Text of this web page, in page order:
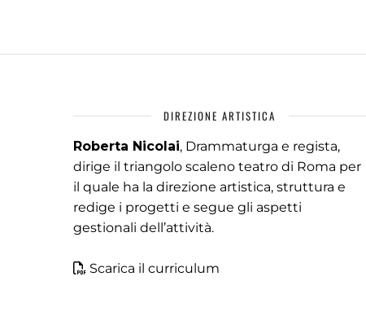
DIREZIONE ARTISTICA
Roberta Nicolai, Drammaturga e regista,
dirige il triangolo scaleno teatro di Roma per
il quale ha la direzione artistica, struttura e
redige i progetti e segue gli aspetti
gestionali dell’attività.
Scarica il curriculum